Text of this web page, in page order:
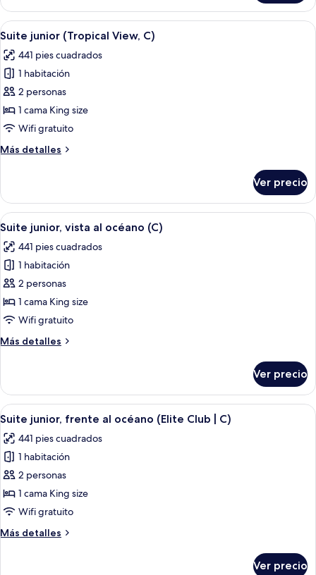
junior,
vista
al
(C)
Abrir
todas
las
fotos
de
Suite
junior
View,
Una habitación de hotel moderna
6
Suite junior (Tropical View, C)
441 pies cuadrados
1 habitación
2 personas
1 cama King size
Wifi gratuito
Más detalles
Más
junior
(Tropical
View,
Ver precio
Abrir
todas
las
fotos
de
Suite
junior,
al
Habitación de hotel moderna con
6
Suite junior, vista al océano (C)
441 pies cuadrados
1 habitación
2 personas
1 cama King size
Wifi gratuito
Más detalles
Más
junior,
vista
al
océano
(C)
Ver precio
Abrir
todas
las
fotos
de
Suite
junior,
al
Una habitación de hotel moderna
6
Suite junior, frente al océano (Elite Club | C)
441 pies cuadrados
1 habitación
2 personas
1 cama King size
Wifi gratuito
Más detalles
Más
Ver precio